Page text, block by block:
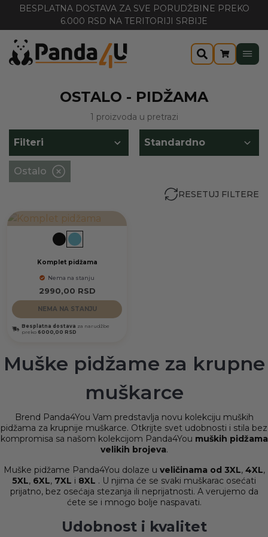
BESPLATNA DOSTAVA ZA SVE PORUDŽBINE PREKO
6.000 RSD NA TERITORIJI SRBIJE
OSTALO - PIDŽAMA
1 proizvoda u pretrazi
Filteri
Ostalo
RESETUJ FILTERE
Komplet pidžama
Nema na stanju
2990,00 RSD
NEMA NA STANJU
Besplatna dostava za narudžbe
preko 6000,00 RSD
Muške pidžame za krupne
muškarce
Brend Panda4You Vam predstavlja novu kolekciju muških
pidžama za krupnije muškarce. Otkrijte svet udobnosti i stila bez
kompromisa sa našom kolekcijom Panda4You muških pidžama
velikih brojeva.
Muške pidžame Panda4You dolaze u veličinama od 3XL, 4XL,
5XL, 6XL, 7XL i 8XL . U njima će se svaki muškarac osećati
prijatno, bez osećaja stezanja ili neprijatnosti. A verujemo da
ćete se i mnogo bolje naspavati.
Udobnost i kvalitet